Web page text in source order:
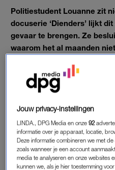
Politiestudent Louanne zit
docuserie ‘Dienders’ lijkt
gevaar te brengen. Ze
waarom het al maanden
Louanne valt op vrouwen,
door iedereen geaccepteerd.
DIENDERS
De documentairereeks
hun eerste jaar aan de
in Rotterdam, maar dat blijkt
Dat geldt zeker voor Louanne,
Jouw privacy-instellingen
LINDA., DPG Media en onze92
informatie over je apparaat, locatie,
Deze informatie combineren we met
zoals wanneer je een account
media te analyseren en onze websites
kunnen we, als je hier toestemming